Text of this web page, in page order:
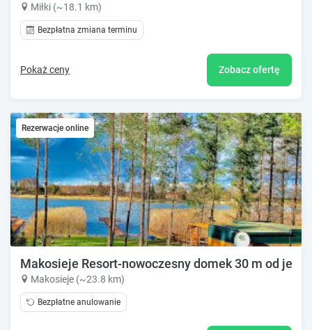
Miłki (~18.1 km)
Bezpłatna zmiana terminu
Pokaż ceny Zobacz ofertę
Rezerwacje online
Makosieje Resort-nowoczesny domek 30 m od
Makosieje (~23.8 km)
Bezpłatne anulowanie